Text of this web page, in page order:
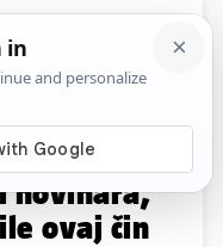
Komentari
na
novinara,
ovaj čin